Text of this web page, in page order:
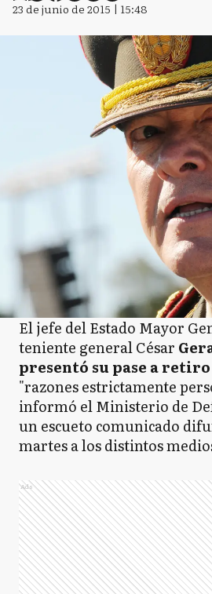
23 de junio de 2015 | 15:48
El jefe del Estado Mayor
teniente general César
presentó su pase a retiro
"razones estrictamente
informó el Ministerio de
un escueto comunicado
martes a los distintos
Ads